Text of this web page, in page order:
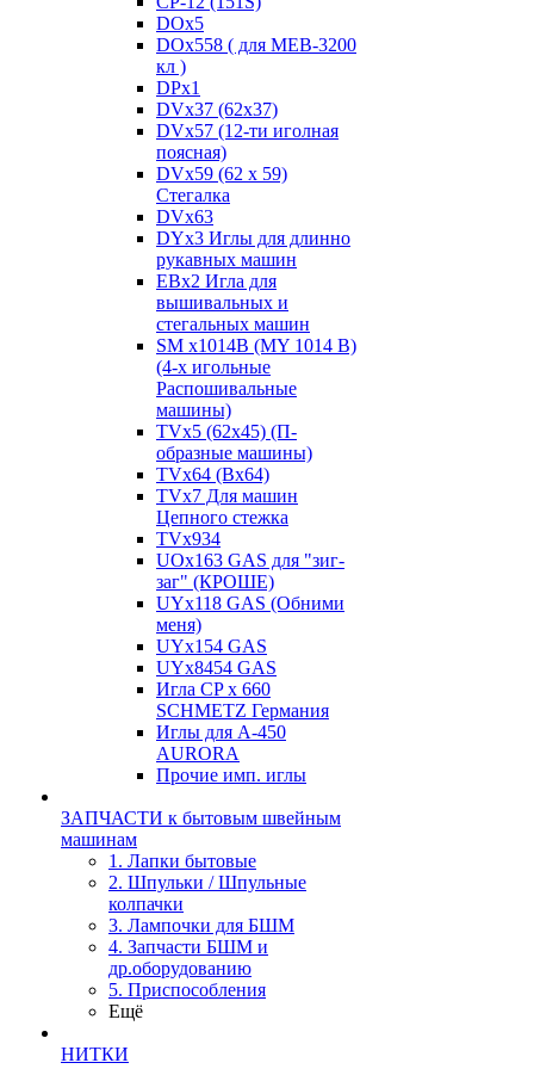
DOx5
DOx558 ( для MEB-3200
кл )
DPx1
DVx37 (62x37)
DVx57 (12-ти иголная
поясная)
DVx59 (62 x 59)
Стегалка
DVx63
DYx3 Иглы для длинно
рукавных машин
EBx2 Игла для
вышивальных и
стегальных машин
SM x1014B (MY 1014 B)
(4-х игольные
Распошивальные
машины)
TVх5 (62х45) (П-
образные машины)
TVх64 (Вх64)
TVх7 Для машин
Цепного стежка
TVх934
UOx163 GAS для "зиг-
заг" (КРОШЕ)
UYx118 GAS (Обними
меня)
UYx154 GAS
UYx8454 GAS
Игла CP х 660
SCHMETZ Германия
Иглы для А-450
AURORA
Прочие имп. иглы
ЗАПЧАСТИ к бытовым швейным
машинам
1. Лапки бытовые
2. Шпульки / Шпульные
колпачки
3. Лампочки для БШМ
4. Запчасти БШМ и
др.оборудованию
5. Приспособления
Ещё
НИТКИ